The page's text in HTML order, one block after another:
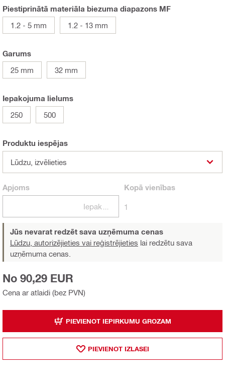
Piestiprinātā materiāla biezuma diapazons MF
1.2 - 5 mm
1.2 - 13 mm
Garums
25 mm
32 mm
Iepakojuma lielums
250
500
Produktu iespējas
Lūdzu, izvēlieties
Apjoms Kopā vienības
1
Jūs nevarat redzēt sava uzņēmuma cenas
Lūdzu, autorizējieties vai reģistrējieties lai redzētu sava
uzņēmuma cenas.
Cena ar atlaidi (bez PVN)
No 90,29 EUR
PIEVIENOT IEPIRKUMU GROZAM
PIEVIENOT IZLASEI